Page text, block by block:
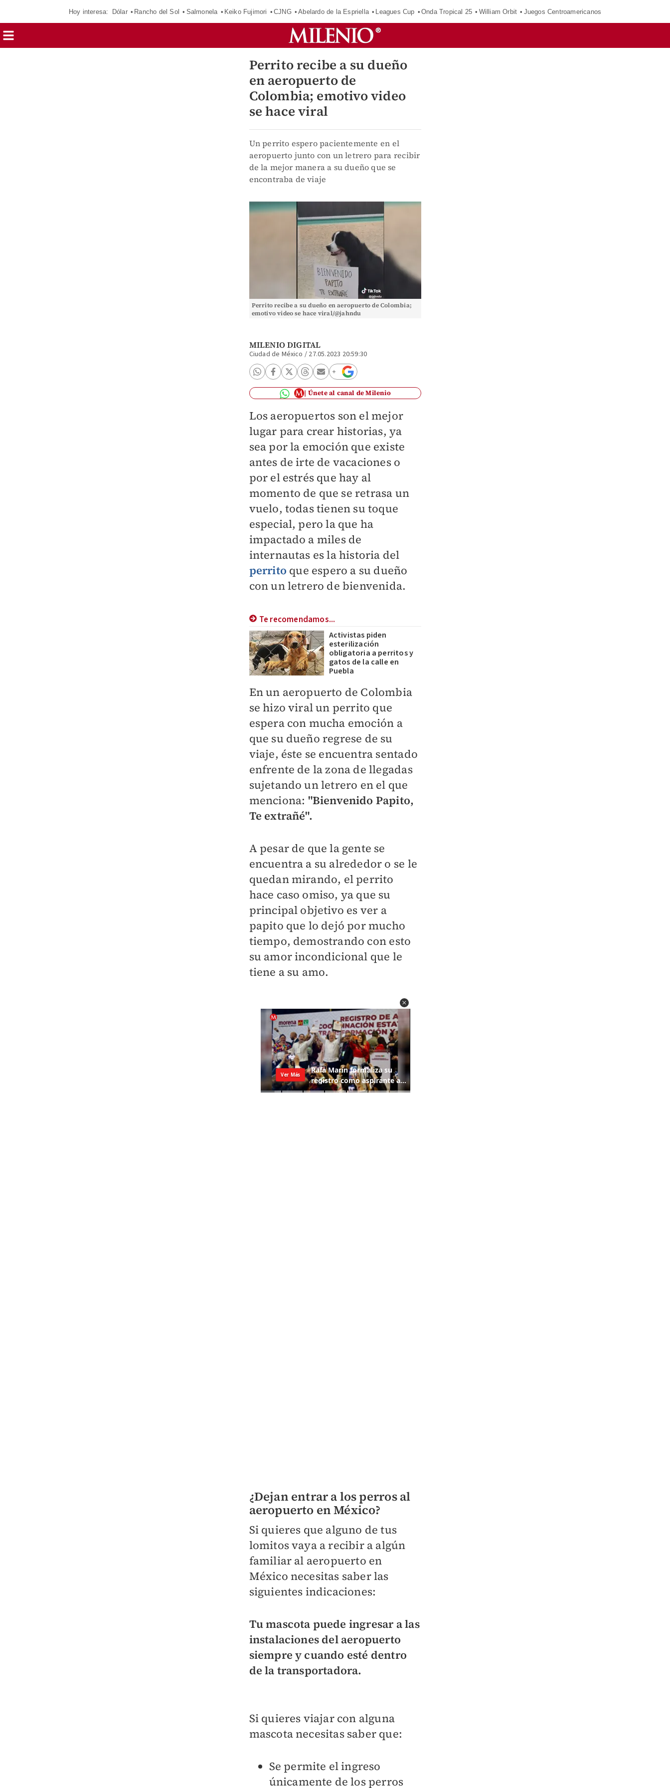
Hoy interesa: Dólar Rancho del Sol Salmonela Keiko Fujimori CJNG Abelardo de la Espriella Leagues Cup Onda Tropical 25 William Orbit Juegos Centroamericanos
Perrito recibe a su dueño
en aeropuerto de
Colombia; emotivo video
se hace viral
Un perrito espero pacientemente en el
aeropuerto junto con un letrero para recibir
de la mejor manera a su dueño que se
encontraba de viaje
Perrito recibe a su dueño en aeropuerto de Colombia;
emotivo video se hace viral/@jahndu
MILENIO DIGITAL
Ciudad de México / 27.05.2023 20:59:30
Únete al canal de Milenio
Los aeropuertos son el mejor
lugar para crear historias, ya
sea por la emoción que existe
antes de irte de vacaciones o
por el estrés que hay al
momento de que se retrasa un
vuelo, todas tienen su toque
especial, pero la que ha
impactado a miles de
internautas es la historia del
perrito que espero a su dueño
con un letrero de bienvenida.
Te recomendamos...
Activistas piden
esterilización
obligatoria a perritos y
gatos de la calle en
Puebla
En un aeropuerto de Colombia
se hizo viral un perrito que
espera con mucha emoción a
que su dueño regrese de su
viaje, éste se encuentra sentado
enfrente de la zona de llegadas
sujetando un letrero en el que
menciona: "Bienvenido Papito,
Te extrañé".
A pesar de que la gente se
encuentra a su alrededor o se le
quedan mirando, el perrito
hace caso omiso, ya que su
principal objetivo es ver a
papito que lo dejó por mucho
tiempo, demostrando con esto
su amor incondicional que le
tiene a su amo.
¿Dejan entrar a los perros al
aeropuerto en México?
Si quieres que alguno de tus
lomitos vaya a recibir a algún
familiar al aeropuerto en
México necesitas saber las
siguientes indicaciones:
Tu mascota puede ingresar a las
instalaciones del aeropuerto
siempre y cuando esté dentro
de la transportadora.
Si quieres viajar con alguna
mascota necesitas saber que:
Se permite el ingreso
únicamente de los perros